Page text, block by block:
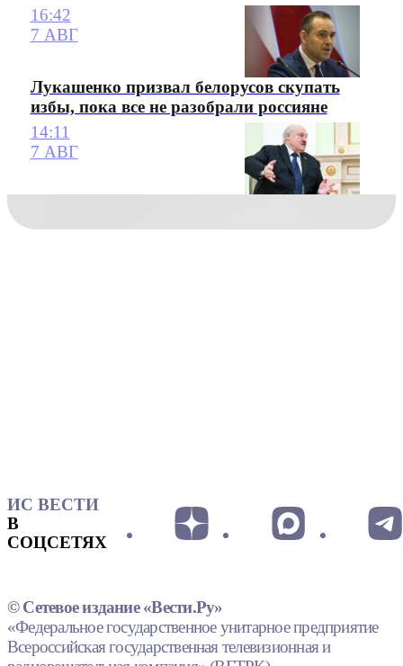
16:42
7 АВГ
Лукашенко призвал белорусов скупать
избы, пока все не разобрали россияне
14:11
7 АВГ
ИС ВЕСТИ
В
СОЦСЕТЯХ
© Сетевое издание «Вести.Ру»
«Федеральное государственное унитарное предприятие
Всероссийская государственная телевизионная и